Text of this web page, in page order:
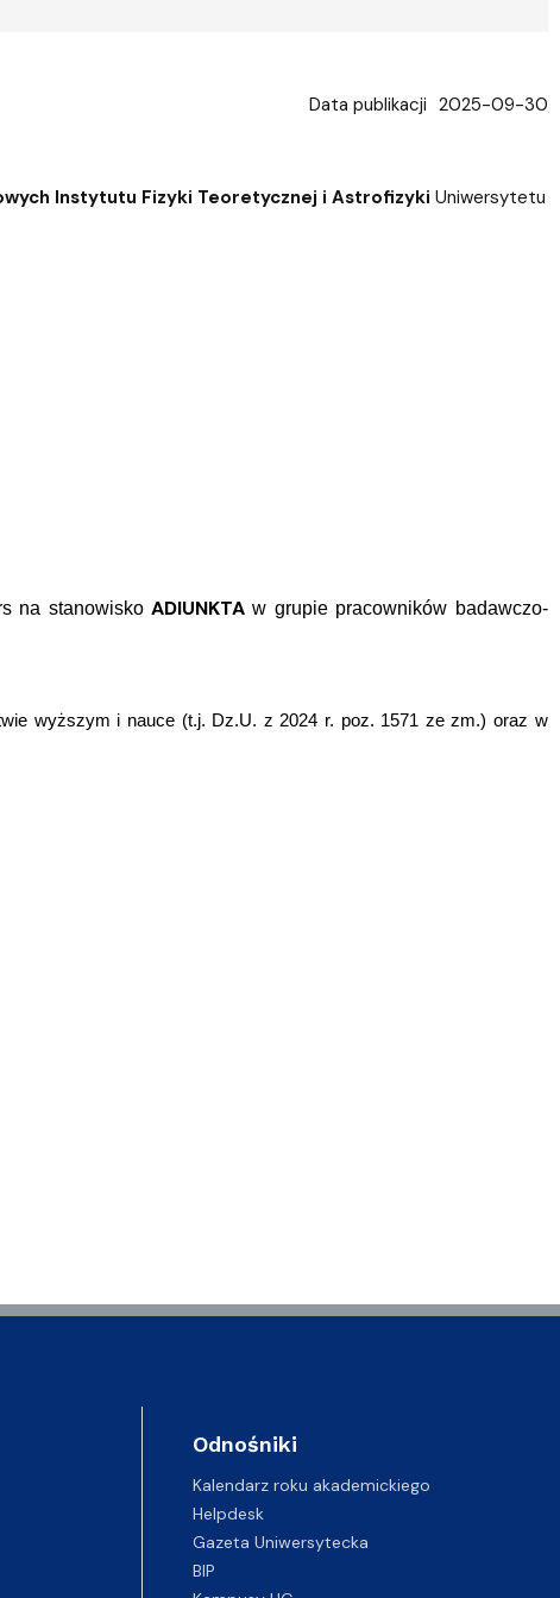
Data publikacji 2025-09-30
Instytutu Fizyki Teoretycznej i Astrofizyki Uniwersytetu
na stanowiskoADIUNKTAw grupie pracowników badawczo-
wyższym i nauce (t.j. Dz.U. z 2024 r. poz. 1571 ze zm.) oraz w
Odnośniki
Kalendarz roku akademickiego
Helpdesk
Gazeta Uniwersytecka
BIP